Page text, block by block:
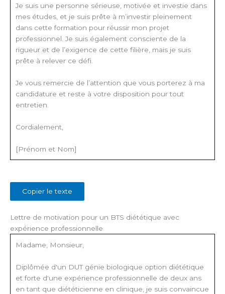
Je suis une personne sérieuse, motivée et investie dans
mes études, et je suis prête à m’investir pleinement
dans cette formation pour réussir mon projet
professionnel. Je suis également consciente de la
rigueur et de l’exigence de cette filière, mais je suis
prête à relever ce défi.
Je vous remercie de l’attention que vous porterez à ma
candidature et reste à votre disposition pour tout
entretien.
Cordialement,
[Prénom et Nom]
Copier le texte
Lettre de motivation pour un BTS diététique avec
expérience professionnelle
Madame, Monsieur,
Diplômée d'un DUT génie biologique option diététique
et forte d'une expérience professionnelle de deux ans
en tant que diététicienne en clinique, je suis convaincue